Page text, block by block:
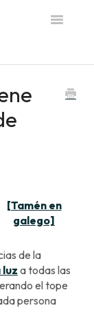
Toggle
[Tamén en
galego]
de la
a todas las
el tope
persona